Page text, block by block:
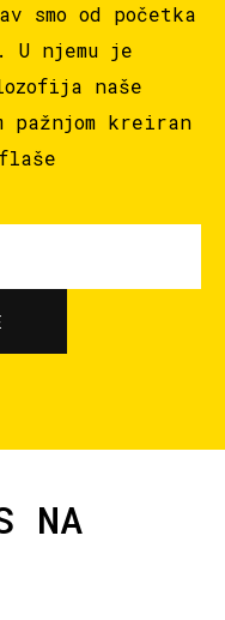
smo od početka
U njemu je
naše
pažnjom kreiran
NA